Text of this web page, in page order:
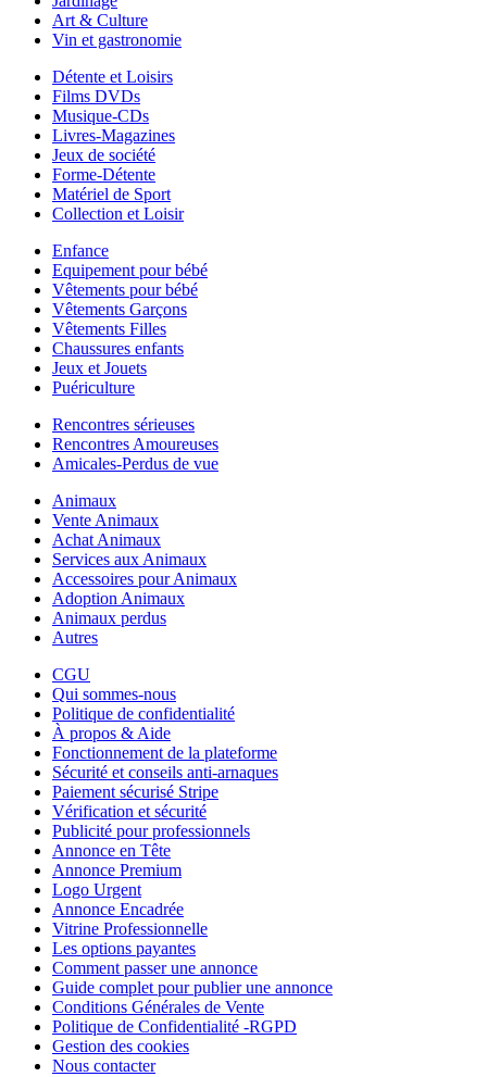
Art & Culture
Vin et gastronomie
Détente et Loisirs
Films DVDs
Musique-CDs
Livres-Magazines
Jeux de société
Forme-Détente
Matériel de Sport
Collection et Loisir
Enfance
Equipement pour bébé
Vêtements pour bébé
Vêtements Garçons
Vêtements Filles
Chaussures enfants
Jeux et Jouets
Puériculture
Rencontres sérieuses
Rencontres Amoureuses
Amicales-Perdus de vue
Animaux
Vente Animaux
Achat Animaux
Services aux Animaux
Accessoires pour Animaux
Adoption Animaux
Animaux perdus
Autres
CGU
Qui sommes-nous
Politique de confidentialité
À propos & Aide
Fonctionnement de la plateforme
Sécurité et conseils anti-arnaques
Paiement sécurisé Stripe
Vérification et sécurité
Publicité pour professionnels
Annonce en Tête
Annonce Premium
Logo Urgent
Annonce Encadrée
Vitrine Professionnelle
Les options payantes
Comment passer une annonce
Guide complet pour publier une annonce
Conditions Générales de Vente
Politique de Confidentialité -RGPD
Gestion des cookies
Nous contacter